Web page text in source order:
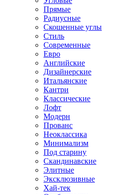
Прямые
Радиусные
Скошенные углы
Стиль
Современные
Евро
Английские
Дизайнерские
Итальянские
Кантри
Классические
Лофт
Модерн
Прованс
Неоклассика
Минимализм
Под старину
Скандинавские
Элитные
Эксклюзивные
Хай-тек